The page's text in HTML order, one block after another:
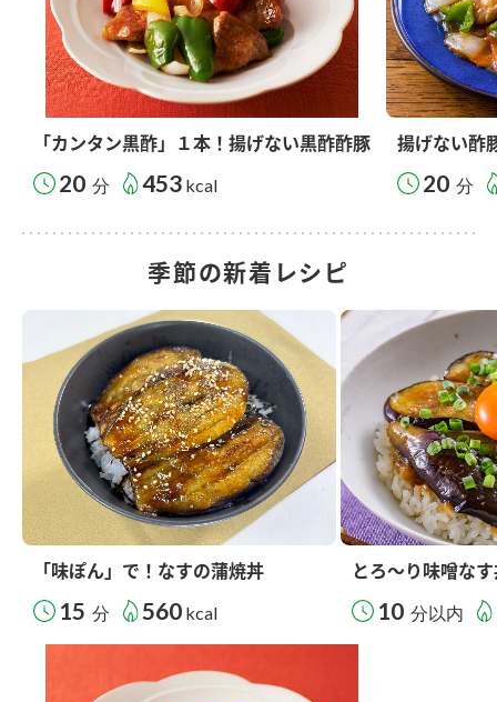
「カンタン黒酢」１本！揚げない黒酢酢豚
20 分 453 kcal
揚げない酢
20 分
季節の新着レシピ
「味ぽん」で！なすの蒲焼丼
15 分 560 kcal
とろ～り味噌な
10 分以内